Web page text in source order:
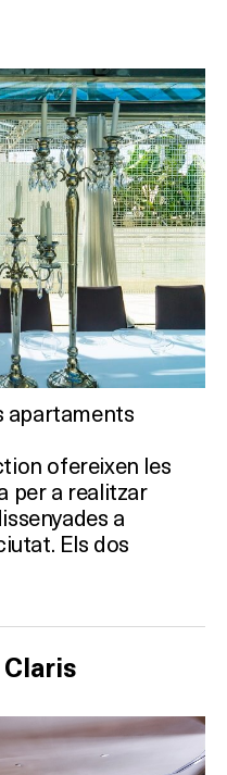
apartaments
ofereixen les
per a realitzar
a
Els dos
Claris